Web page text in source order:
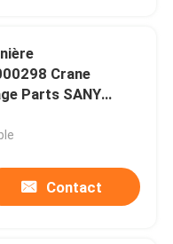
Crane
Parts SANY
Contact